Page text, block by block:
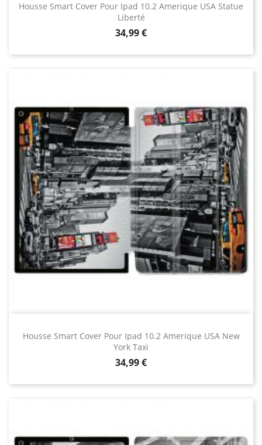
Housse Smart Cover Pour Ipad 10.2 Amerique USA Statue
Liberté
Prix
34,99 €
Housse Smart Cover Pour Ipad 10.2 Amerique USA New
York Taxi
Prix
34,99 €